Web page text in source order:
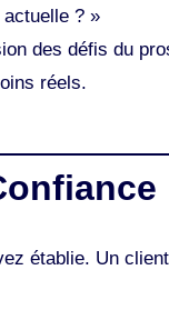
? »
des défis du
réels.
établie. Un